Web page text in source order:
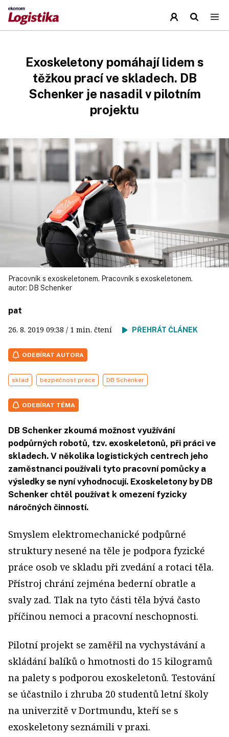
Exoskeletony pomáhají lidem s
těžkou prací ve skladech. DB
Schenker je nasadil v pilotním
projektu
Pracovník s exoskeletonem. Pracovník s exoskeletonem.
autor: DB Schenker
pat
26. 8. 2019 09:38 / 1 min. čtení PŘEHRÁT ČLÁNEK
ODEBÍRAT AUTORA
sklad bezpečnost práce DB Schenker
ODEBÍRAT TÉMA
DB Schenker zkoumá možnost využívání
podpůrných robotů, tzv. exoskeletonů, při práci ve
skladech. V několika logistických centrech jeho
zaměstnanci používali tyto pracovní pomůcky a
výsledky se nyní vyhodnocují. Exoskeletony by DB
Schenker chtěl používat k omezení fyzicky
náročných činností.
Smyslem elektromechanické podpůrné
struktury nesené na těle je podpora fyzické
práce osob ve skladu při zvedání a rotaci těla.
Přístroj chrání zejména bederní obratle a
svaly zad. Tlak na tyto části těla bývá často
příčinou nemoci a pracovní neschopnosti.
Pilotní projekt se zaměřil na vychystávání a
skládání balíků o hmotnosti do 15 kilogramů
na palety s podporou exoskeletonů. Testování
se účastnilo i zhruba 20 studentů letní školy
na univerzitě v Dortmundu, kteří se s
exoskeletony seznámili v praxi.